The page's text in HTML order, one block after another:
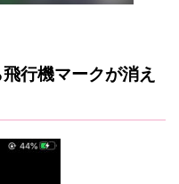
行機マークが消え